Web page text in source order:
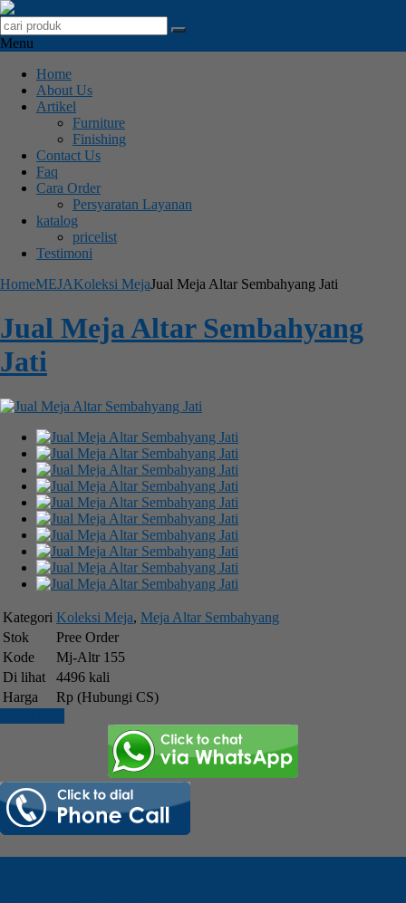
Menu
Home
About Us
Artikel
Furniture
Finishing
Contact Us
Faq
Cara Order
Persyaratan Layanan
katalog
pricelist
Testimoni
HomeMEJAKoleksi MejaJual Meja Altar Sembahyang Jati
Jual Meja Altar Sembahyang
Jati
Kategori Koleksi Meja, Meja Altar Sembahyang
Stok
Pree Order
Kode
Mj-Altr 155
Di lihat
4496 kali
Harga
Rp (Hubungi CS)